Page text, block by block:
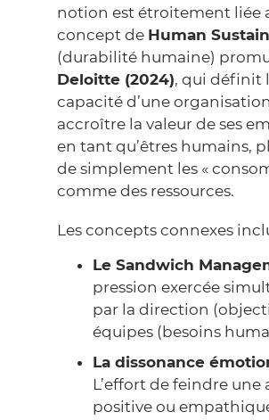
notion est étroitement liée
concept de Human
(durabilité humaine)
Deloitte (2024), qui définit
capacité d’une
accroître la valeur de ses
en tant qu’êtres humains,
de simplement les «
comme des ressources.
Les concepts connexes
Le Sandwich
pression exercée
par la direction
équipes (besoins
La dissonance
L’effort de feindre
positive ou